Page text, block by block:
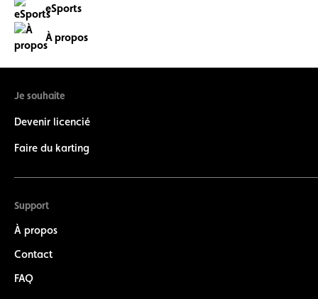
eSports
À propos
Je souhaite
Devenir licencié
Faire du karting
Support
À propos
Contact
FAQ